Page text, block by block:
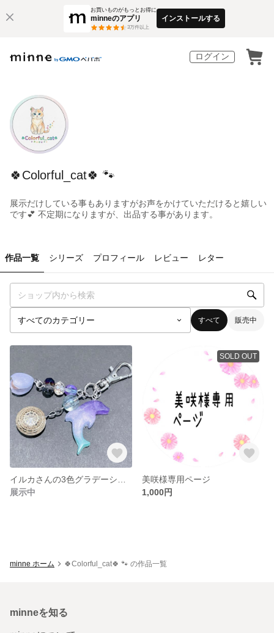
お買いものがもっとお得に
minneのアプリ
3万件以上
インストールする
ログイン
🍀Colorful_cat🍀 🐾
展示だけしている事もありますがお声をかけていただけると嬉しい
です💕 不定期になりますが、出品する事があります。
作品一覧 シリーズ プロフィール レビュー レター
すべて 販売中
展示中
SOLD OUT
美咲様専用ページ
1,000円
minne ホーム 🍀Colorful_cat🍀 🐾 の作品一覧
minneを知る